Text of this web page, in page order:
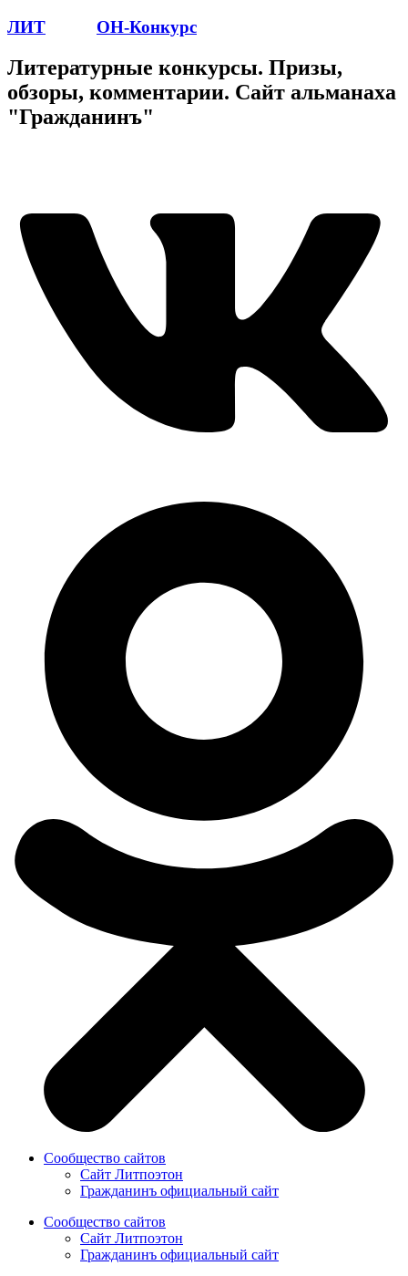
ЛИТ ОН-Конкурс
Литературные конкурсы. Призы,
обзоры, комментарии. Сайт альманаха
"Гражданинъ"
Сообщество сайтов
Сайт Литпоэтон
Гражданинъ официальный сайт
Сообщество сайтов
Сайт Литпоэтон
Гражданинъ официальный сайт